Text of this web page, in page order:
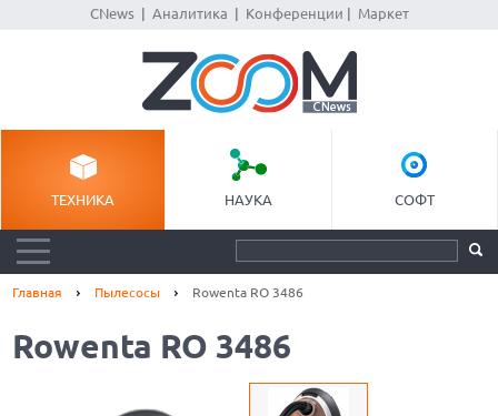
CNews| Аналитика Конференции Маркет
ТЕХНИКА НАУКА СОФТ
Главная Пылесосы Rowenta RO 3486
Rowenta RO 3486